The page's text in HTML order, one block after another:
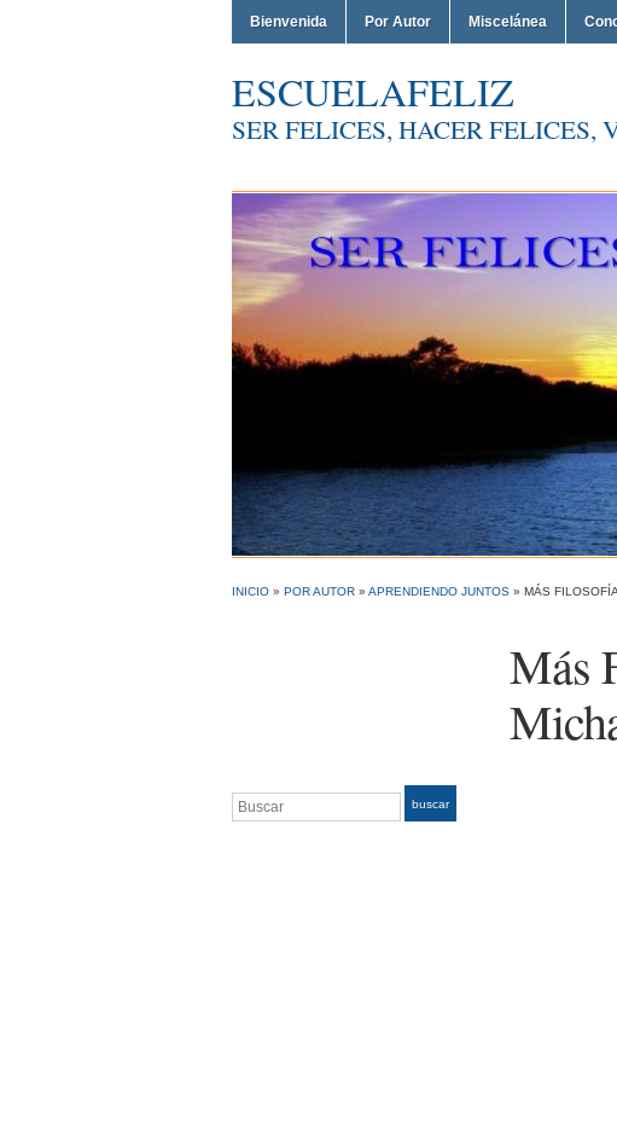
Bienvenida Por Autor Miscelánea
ESCUELAFELIZ
SER FELICES, HACER FELICES,
INICIO » POR AUTOR » APRENDIENDO JUNTOS » MÁS
Más
Buscar buscar